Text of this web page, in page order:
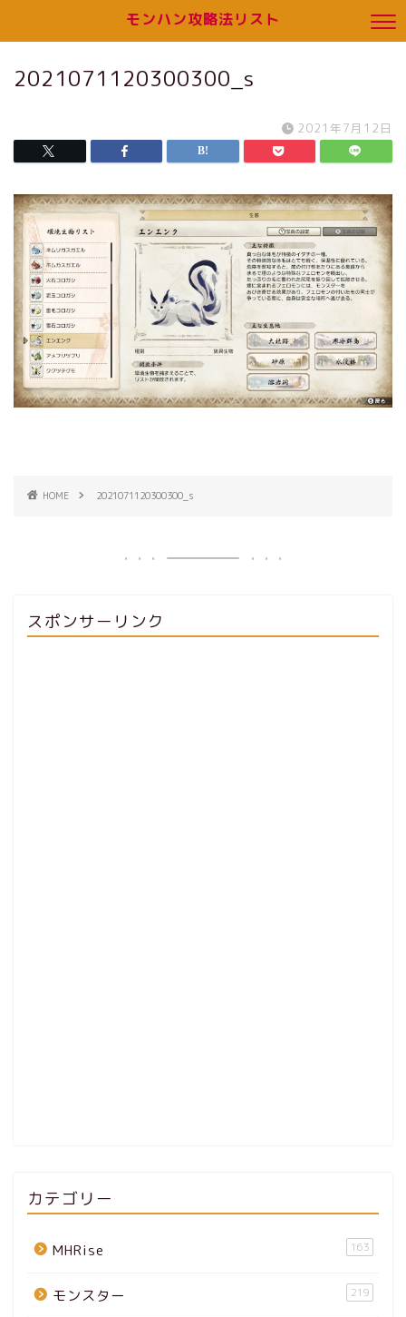
モンハン攻略法リスト
2021071120300300_s
2021年7月12日
HOME 2021071120300300_s
スポンサーリンク
カテゴリー
MHRise 163
モンスター 219